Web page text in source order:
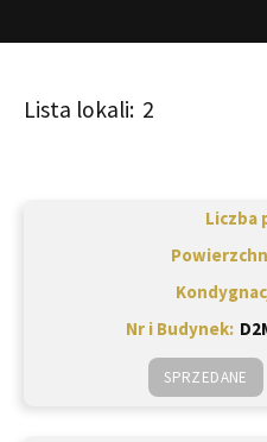
Lista lokali: 2
Liczba
Nr i Budynek
SPRZEDANE